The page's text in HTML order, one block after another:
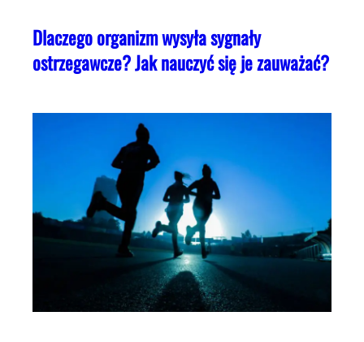
Dlaczego organizm wysyła sygnały
ostrzegawcze? Jak nauczyć się je zauważać?